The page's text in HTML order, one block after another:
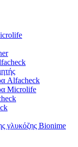
Alfacheck
Microlife
γλυκόζης Bionime